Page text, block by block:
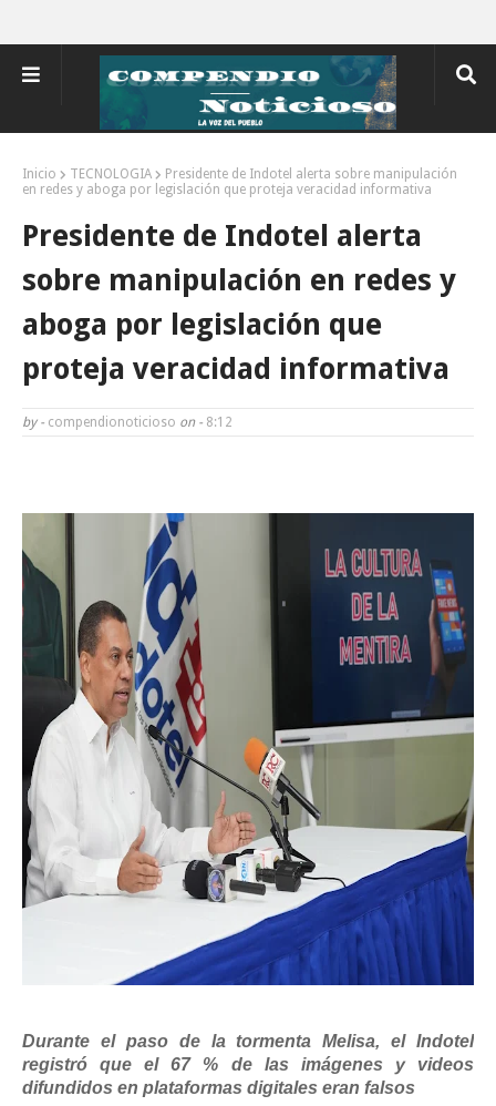
Inicio TECNOLOGIA
Presidente de Indotel alerta sobre manipulación
en redes y aboga por legislación que proteja veracidad informativa
Presidente de Indotel alerta
sobre manipulación en redes y
aboga por legislación que
proteja veracidad informativa
by - compendionoticioso on - 8:12
Durante el paso de la tormenta Melisa, el Indotel
registró que el 67 % de las imágenes y videos
difundidos en plataformas digitales eran falsos